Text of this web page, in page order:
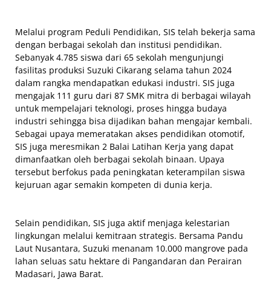
Melalui program Peduli Pendidikan, SIS telah bekerja sama
dengan berbagai sekolah dan institusi pendidikan.
Sebanyak 4.785 siswa dari 65 sekolah mengunjungi
fasilitas produksi Suzuki Cikarang selama tahun 2024
dalam rangka mendapatkan edukasi industri. SIS juga
mengajak 111 guru dari 87 SMK mitra di berbagai wilayah
untuk mempelajari teknologi, proses hingga budaya
industri sehingga bisa dijadikan bahan mengajar kembali.
Sebagai upaya memeratakan akses pendidikan otomotif,
SIS juga meresmikan 2 Balai Latihan Kerja yang dapat
dimanfaatkan oleh berbagai sekolah binaan. Upaya
tersebut berfokus pada peningkatan keterampilan siswa
kejuruan agar semakin kompeten di dunia kerja.
Selain pendidikan, SIS juga aktif menjaga kelestarian
lingkungan melalui kemitraan strategis. Bersama Pandu
Laut Nusantara, Suzuki menanam 10.000 mangrove pada
lahan seluas satu hektare di Pangandaran dan Perairan
Madasari, Jawa Barat.